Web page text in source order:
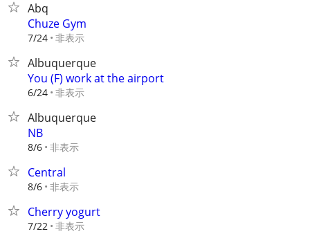
Abq
Chuze Gym
7/24 非表示
Albuquerque
You (F) work at the airport
6/24 非表示
Albuquerque
NB
8/6 非表示
Central
8/6 非表示
Cherry yogurt
7/22 非表示